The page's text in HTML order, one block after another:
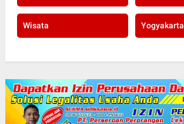
Wisata Yogyakarta